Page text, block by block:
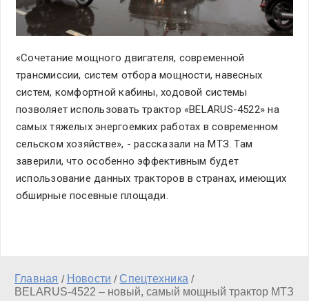
«Сочетание мощного двигателя, современной
трансмиссии, систем отбора мощности, навесных
систем, комфортной кабины, ходовой системы
позволяет использовать трактор «BELARUS-4522» на
самых тяжелых энергоемких работах в современном
сельском хозяйстве», - рассказали на МТЗ. Там
заверили, что особенно эффективным будет
использование данных тракторов в странах, имеющих
обширные посевные площади.
Главная / Новости / Спецтехника /
BELARUS-4522 – новый, самый мощный трактор МТЗ